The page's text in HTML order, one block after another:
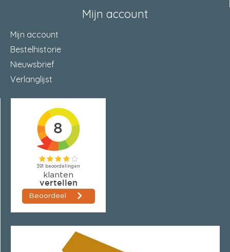
Mijn account
Mijn account
Bestelhistorie
Nieuwsbrief
Verlanglijst